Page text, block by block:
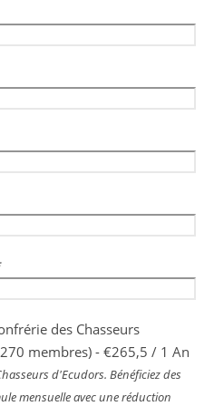
des Chasseurs
membres) - €265,5 / 1 An
d'Ecudors. Bénéficiez des
mensuelle avec une réduction